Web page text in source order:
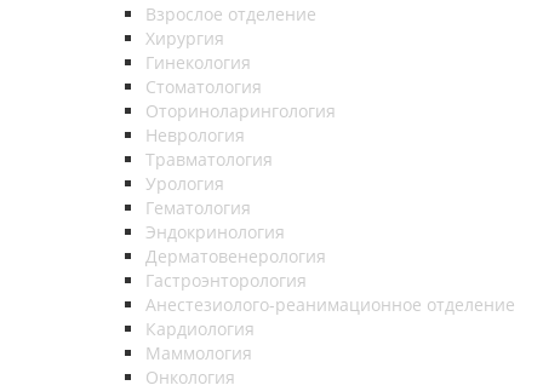
Взрослое отделение
Хирургия
Гинекология
Стоматология
Оториноларингология
Неврология
Травматология
Урология
Гематология
Эндокринология
Дерматовенерология
Гастроэнторология
Анестезиолого-реанимационное отделение
Кардиология
Маммология
Онкология